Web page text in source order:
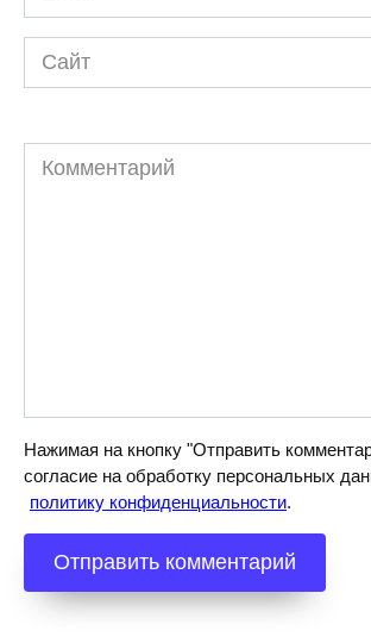
*
Сайт
Комментарий
Нажимая на кнопку "Отправить
согласие на обработку персональных
политику конфиденциальности.